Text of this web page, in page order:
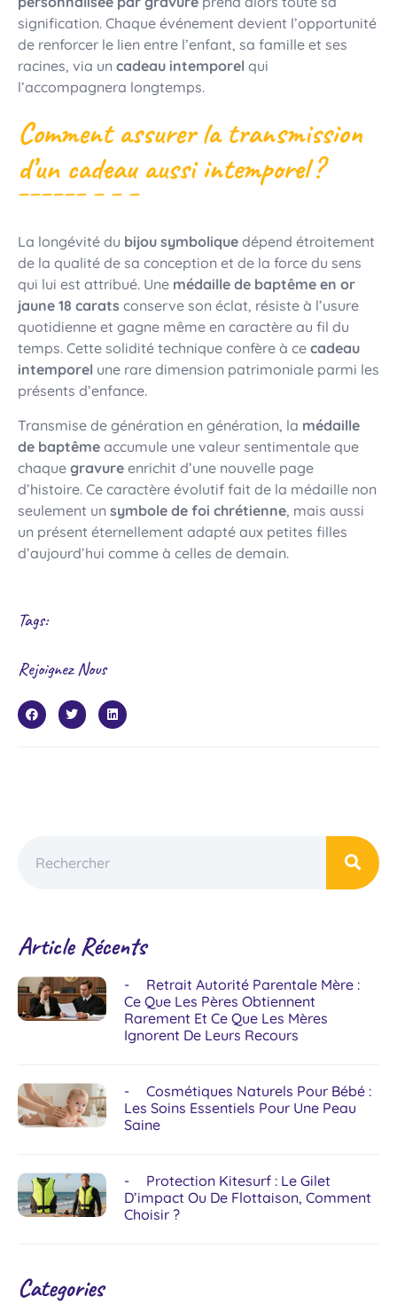
signification. Chaque événement devient l’opportunité
de renforcer le lien entre l’enfant, sa famille et ses
racines, via un cadeau intemporel qui
l’accompagnera longtemps.
Comment assurer la transmission
d’un cadeau aussi intemporel ?
La longévité du bijou symbolique dépend étroitement
de la qualité de sa conception et de la force du sens
qui lui est attribué. Une médaille de baptême en or
jaune 18 carats conserve son éclat, résiste à l’usure
quotidienne et gagne même en caractère au fil du
temps. Cette solidité technique confère à ce cadeau
intemporel une rare dimension patrimoniale parmi les
présents d’enfance.
Transmise de génération en génération, la médaille
de baptême accumule une valeur sentimentale que
chaque gravure enrichit d’une nouvelle page
d’histoire. Ce caractère évolutif fait de la médaille non
seulement un symbole de foi chrétienne, mais aussi
un présent éternellement adapté aux petites filles
d’aujourd’hui comme à celles de demain.
Tags:
Rejoignez Nous
Article Récents
Retrait Autorité Parentale Mère :
Ce Que Les Pères Obtiennent
Rarement Et Ce Que Les Mères
Ignorent De Leurs Recours
Cosmétiques Naturels Pour Bébé :
Les Soins Essentiels Pour Une Peau
Saine
Protection Kitesurf : Le Gilet
D’impact Ou De Flottaison, Comment
Choisir ?
Categories